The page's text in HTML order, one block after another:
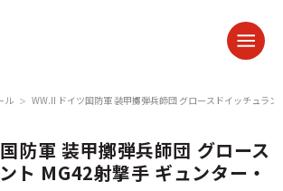
ル ＞ WW.II ドイツ国防軍 装甲擲弾兵師団 グロースドイッチュラ
防軍 装甲擲弾兵師団 グロース
ト MG42射撃手 ギュンター・